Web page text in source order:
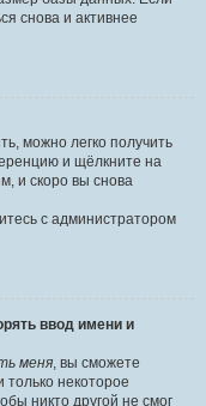
снова и активнее
можно легко получить
и щёлкните на
и скоро вы снова
с администратором
ввод имени и
меня, вы сможете
некоторое
никто другой не смог